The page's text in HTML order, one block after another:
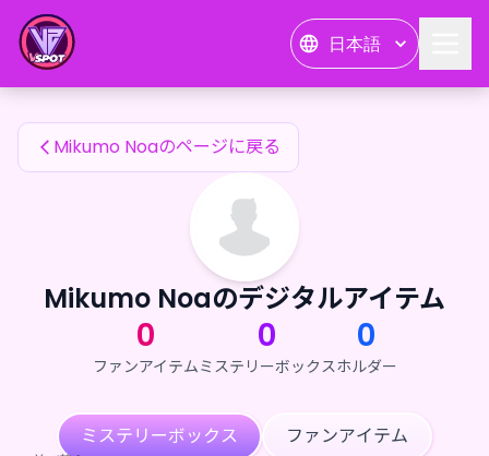
日本語
Mikumo Noaのファンアイテム
Mikumo Noaのページに戻る
Mikumo Noaのデジタルアイテム
0
ファンアイテム
0
ミステリーボックス
0
ホルダー
ミステリーボックス ファンアイテム
Mikumo Noaのファンアイテム — 24karat